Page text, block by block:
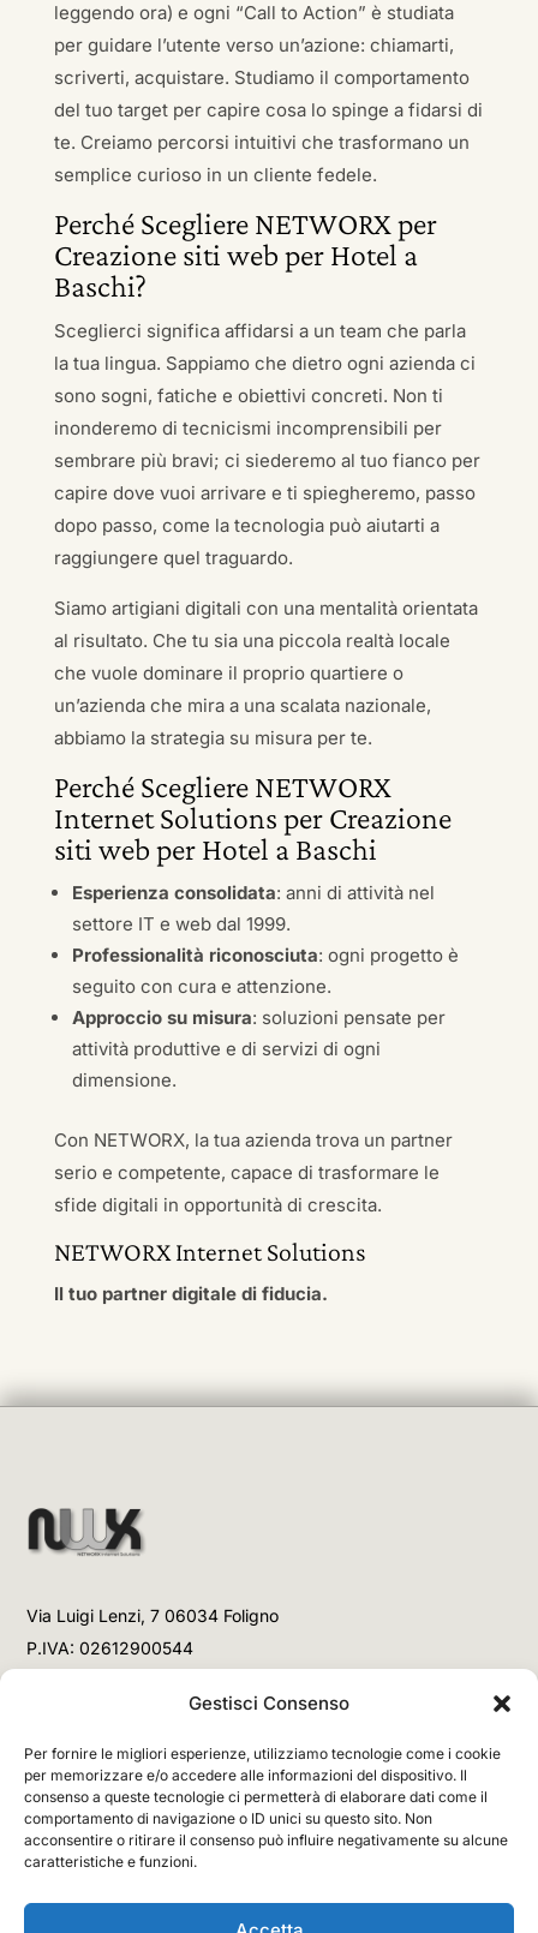
Gestisci Consenso
Per fornire le migliori esperienze, utilizziamo tecnologie come i cookie
per memorizzare e/o accedere alle informazioni del dispositivo. Il
consenso a queste tecnologie ci permetterà di elaborare dati come il
comportamento di navigazione o ID unici su questo sito. Non
acconsentire o ritirare il consenso può influire negativamente su alcune
caratteristiche e funzioni.
leggendo ora) e ogni “Call to Action” è studiata
per guidare l’utente verso un’azione: chiamarti,
scriverti, acquistare. Studiamo il comportamento
del tuo target per capire cosa lo spinge a fidarsi di
te. Creiamo percorsi intuitivi che trasformano un
semplice curioso in un cliente fedele.
Perché Scegliere NETWORX per
Creazione siti web per Hotel a
Baschi?
Sceglierci significa affidarsi a un team che parla
la tua lingua. Sappiamo che dietro ogni azienda ci
sono sogni, fatiche e obiettivi concreti. Non ti
inonderemo di tecnicismi incomprensibili per
sembrare più bravi; ci siederemo al tuo fianco per
capire dove vuoi arrivare e ti spiegheremo, passo
dopo passo, come la tecnologia può aiutarti a
raggiungere quel traguardo.
Siamo artigiani digitali con una mentalità orientata
al risultato. Che tu sia una piccola realtà locale
che vuole dominare il proprio quartiere o
un’azienda che mira a una scalata nazionale,
abbiamo la strategia su misura per te.
Perché Scegliere NETWORX
Internet Solutions per Creazione
siti web per Hotel a Baschi
Esperienza consolidata: anni di attività nel
settore IT e web dal 1999.
Professionalità riconosciuta: ogni progetto è
seguito con cura e attenzione.
Approccio su misura: soluzioni pensate per
attività produttive e di servizi di ogni
dimensione.
Con NETWORX, la tua azienda trova un partner
serio e competente, capace di trasformare le
sfide digitali in opportunità di crescita.
NETWORX Internet Solutions
Il tuo partner digitale di fiducia.
Via Luigi Lenzi, 7 06034 Foligno
P.IVA: 02612900544
+39 3477853708 (Chiamata)
Email
info@networx.it